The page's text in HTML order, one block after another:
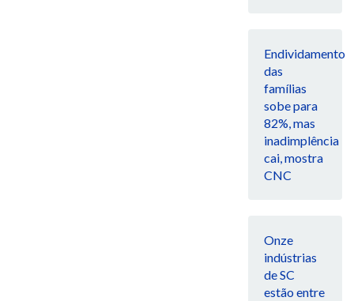
Endividamento
das
famílias
sobe para
82%, mas
inadimplência
cai, mostra
CNC
Onze
indústrias
de SC
estão entre